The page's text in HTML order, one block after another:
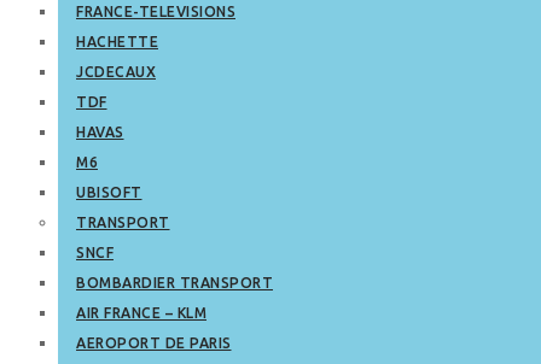
FRANCE-TELEVISIONS
HACHETTE
JCDECAUX
TDF
HAVAS
M6
UBISOFT
TRANSPORT
SNCF
BOMBARDIER TRANSPORT
AIR FRANCE – KLM
AEROPORT DE PARIS